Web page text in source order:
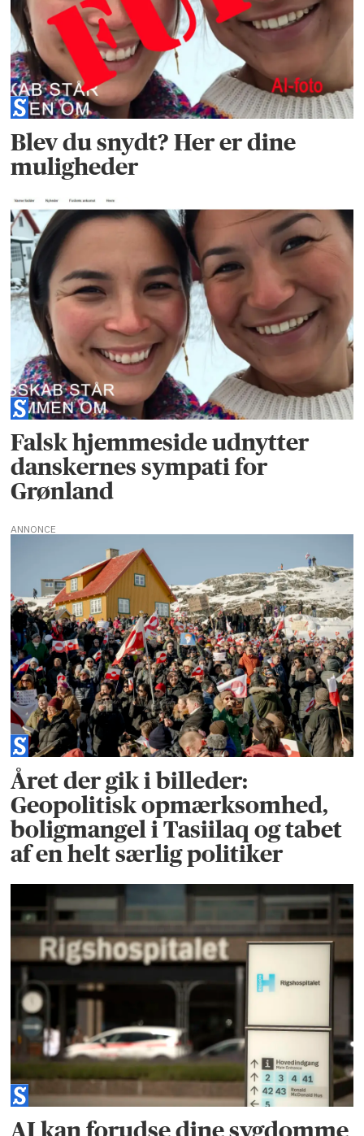
Blev du snydt? Her er dine
muligheder
Falsk hjemmeside udnytter
danskernes sympati for
Grønland
ANNONCE
Året der gik i billeder:
Geopolitisk opmærksomhed,
boligmangel i Tasiilaq og tabet
af en helt særlig politiker
AI kan forudse dine sygdomme